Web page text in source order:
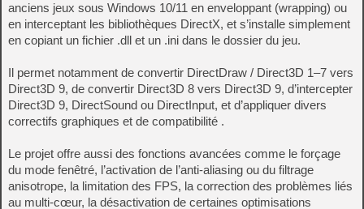
anciens jeux sous Windows 10/11 en enveloppant (wrapping) ou
en interceptant les bibliothèques DirectX, et s’installe simplement
en copiant un fichier .dll et un .ini dans le dossier du jeu.
Il permet notamment de convertir DirectDraw / Direct3D 1–7 vers
Direct3D 9, de convertir Direct3D 8 vers Direct3D 9, d’intercepter
Direct3D 9, DirectSound ou DirectInput, et d’appliquer divers
correctifs graphiques et de compatibilité .
Le projet offre aussi des fonctions avancées comme le forçage
du mode fenêtré, l’activation de l’anti-aliasing ou du filtrage
anisotrope, la limitation des FPS, la correction des problèmes liés
au multi-cœur, la désactivation de certaines optimisations